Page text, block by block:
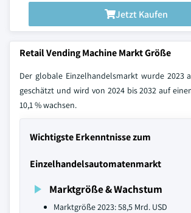
Jetzt Kaufen
Retail Vending Machine Markt Größe
Der globale Einzelhandelsmarkt wurde 2023
geschätzt und wird von 2024 bis 2032 auf
10,1 % wachsen.
Wichtigste Erkenntnisse zum
Einzelhandelsautomatenmarkt
Marktgröße & Wachstum
Marktgröße 2023: 58,5 Mrd. USD